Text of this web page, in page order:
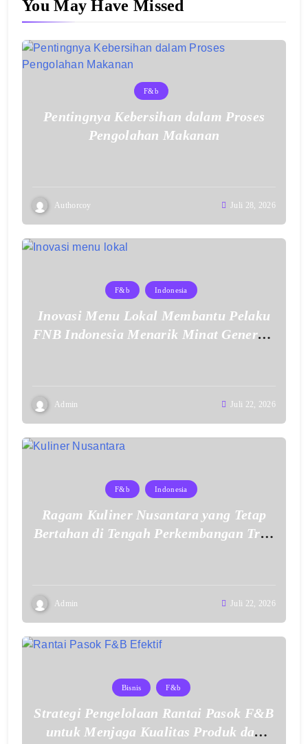
You May Have Missed
F&b
Pentingnya Kebersihan dalam Proses
Pengolahan Makanan
Authorcoy Juli 28, 2026
F&b Indonesia
Inovasi Menu Lokal Membantu Pelaku
FNB Indonesia Menarik Minat Generasi
Admin Juli 22, 2026
F&b Indonesia
Ragam Kuliner Nusantara yang Tetap
Bertahan di Tengah Perkembangan Tren
Admin Juli 22, 2026
Bisnis F&b
Strategi Pengelolaan Rantai Pasok F&B
untuk Menjaga Kualitas Produk dan